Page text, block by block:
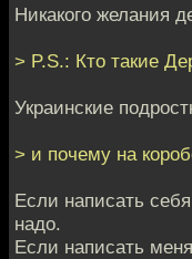
Никакого желания
> P.S.: Кто такие
Украинские
> и почему на
Если написать
надо.
Если написать